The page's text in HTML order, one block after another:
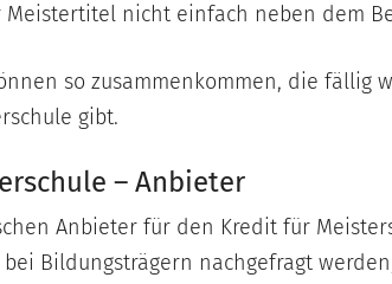
Meistertitel nicht einfach neben dem
so zusammenkommen, die fällig
gibt.
– Anbieter
Anbieter für den Kredit für
Bildungsträgern nachgefragt